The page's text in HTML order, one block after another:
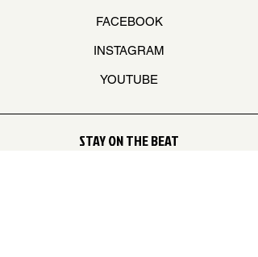
FACEBOOK
INSTAGRAM
YOUTUBE
STAY ON THE BEAT